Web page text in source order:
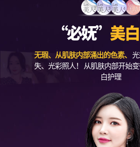
“必妩” 美
无瑕、从肌肤内部涌出的色素、
失、光彩照人！ 从肌肤内部开始
白护理